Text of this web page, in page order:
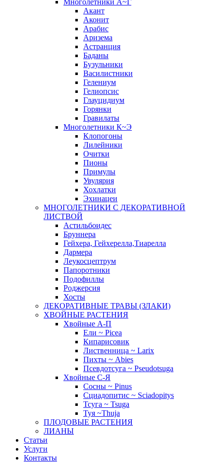
Многолетники А~Г
Акант
Аконит
Арабис
Аризема
Астранция
Баданы
Бузульники
Василистники
Гелениум
Гелиопсис
Глауцидиум
Горянки
Гравилаты
Многолетники К~Э
Клопогоны
Лилейники
Очитки
Пионы
Примулы
Увулярия
Хохлатки
Эхинацеи
МНОГОЛЕТНИКИ С ДЕКОРАТИВНОЙ
ЛИСТВОЙ
Астильбоидес
Бруннера
Гейхера, Гейхерелла,Тиарелла
Дармера
Леукосцептрум
Папоротники
Подофиллы
Роджерсия
Хосты
ДЕКОРАТИВНЫЕ ТРАВЫ (ЗЛАКИ)
ХВОЙНЫЕ РАСТЕНИЯ
Хвойные А-П
Ели ~ Picea
Кипарисовик
Лиственница ~ Larix
Пихты ~ Abies
Псевдотсуга ~ Pseudotsuga
Хвойные С-Я
Сосны ~ Pinus
Сциадопитис ~ Sciadopitys
Тсуга ~ Tsuga
Туя ~Thuja
ПЛОДОВЫЕ РАСТЕНИЯ
ЛИАНЫ
Статьи
Услуги
Контакты